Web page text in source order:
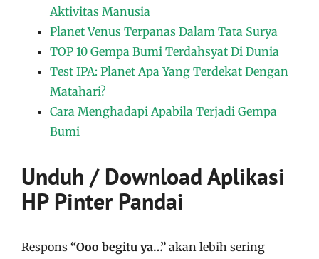
Aktivitas Manusia
Planet Venus Terpanas Dalam Tata Surya
TOP 10 Gempa Bumi Terdahsyat Di Dunia
Test IPA: Planet Apa Yang Terdekat Dengan
Matahari?
Cara Menghadapi Apabila Terjadi Gempa
Bumi
Unduh / Download Aplikasi
HP Pinter Pandai
Respons “Ooo begitu ya…” akan lebih sering